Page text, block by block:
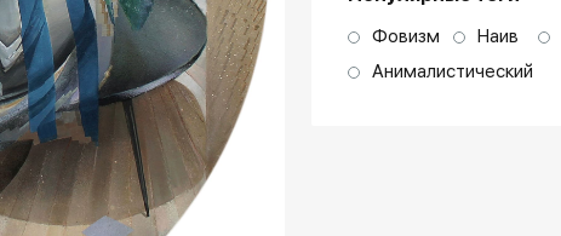
Фовизм Наив
Анималистический